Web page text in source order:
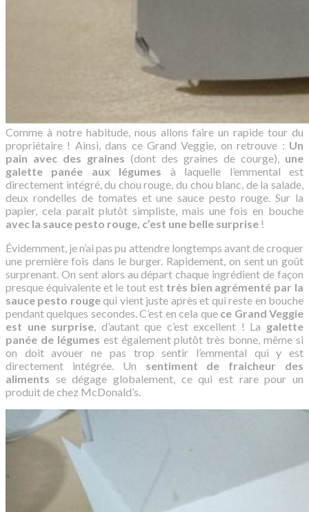
Comme à notre habitude, nous allons faire un rapide tour du
propriétaire ! Ainsi, dans ce Grand Veggie, on retrouve : Un
pain avec des graines (dont des graines de courge), une
galette panée aux légumes à laquelle l’emmental est
directement intégré, du chou rouge, du chou blanc, de la salade,
deux rondelles de tomates et une sauce pesto rouge. Sur la
papier, cela parait plutôt simpliste, mais une fois en bouche
avec la sauce pesto rouge, c’est une belle surprise !
Évidemment, je n’ai pas pu attendre longtemps avant de croquer
une première fois dans le burger. Rapidement, on sent un goût
surprenant. On sent alors au départ chaque ingrédient de façon
presque équivalente et le tout est très bien agrémenté par la
sauce pesto rougequi vient juste après et qui reste en bouche
pendant quelques secondes. C’est en cela que ce Grand Veggie
est une surprise , d’autant que c’est excellent ! La galette
panée de légumes est également plutôt très bonne, même si
on doit avouer ne pas trop sentir l’emmental qui y est
directement intégrée. Un sentiment de fraicheur des
aliments se dégage globalement, ce qui est rare pour un
produit de chez McDonald’s.